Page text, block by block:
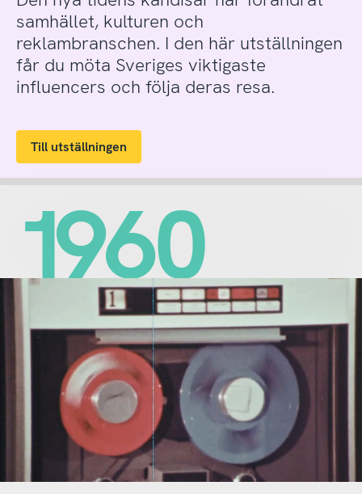
samhället, kulturen och
reklambranschen. I den här utställningen
får du möta Sveriges viktigaste
influencers och följa deras resa.
Till utställningen
1960